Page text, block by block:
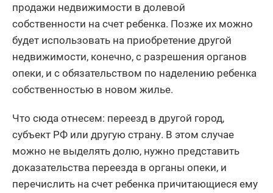
продажи недвижимости в долевой
собственности на счет ребенка. Позже их можно
будет использовать на приобретение другой
недвижимости, конечно, с разрешения органов
опеки, и с обязательством по наделению ребенка
собственностью в новом жилье.
Что сюда отнесем: переезд в другой город,
субъект РФ или другую страну. В этом случае
можно не выделять долю, нужно представить
доказательства переезда в органы опеки, и
перечислить на счет ребенка причитающиеся ему